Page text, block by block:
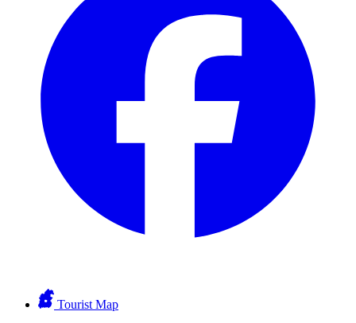
Tourist Map